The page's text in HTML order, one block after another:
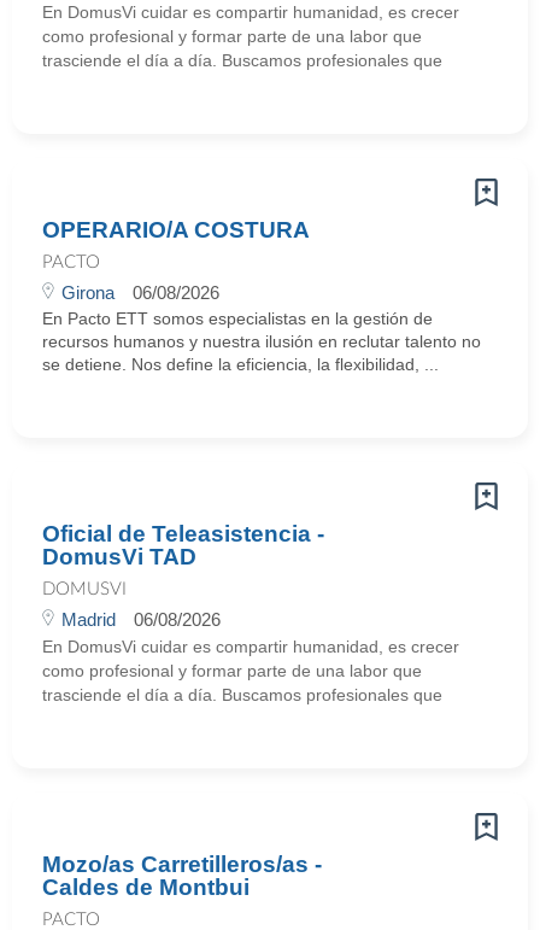
En DomusVi cuidar es compartir humanidad, es crecer
como profesional y formar parte de una labor que
trasciende el día a día. Buscamos profesionales que
OPERARIO/A COSTURA
PACTO
Girona 06/08/2026
En Pacto ETT somos especialistas en la gestión de
recursos humanos y nuestra ilusión en reclutar talento no
se detiene. Nos define la eficiencia, la flexibilidad, ...
Oficial de Teleasistencia -
DomusVi TAD
DOMUSVI
Madrid 06/08/2026
En DomusVi cuidar es compartir humanidad, es crecer
como profesional y formar parte de una labor que
trasciende el día a día. Buscamos profesionales que
Mozo/as Carretilleros/as -
Caldes de Montbui
PACTO